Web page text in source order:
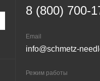
8 (800) 700-
Email
info@schmetz-
Режим работы